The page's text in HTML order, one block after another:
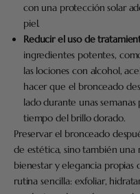
con una protección solar
piel.
Reducir el uso de
ingredientes potentes,
las lociones con alcohol,
hacer que el bronceado
lado durante unas
tiempo del brillo dorado.
Preservar el bronceado
de estética, sino también una
bienestar y elegancia propias
rutina sencilla: exfoliar,